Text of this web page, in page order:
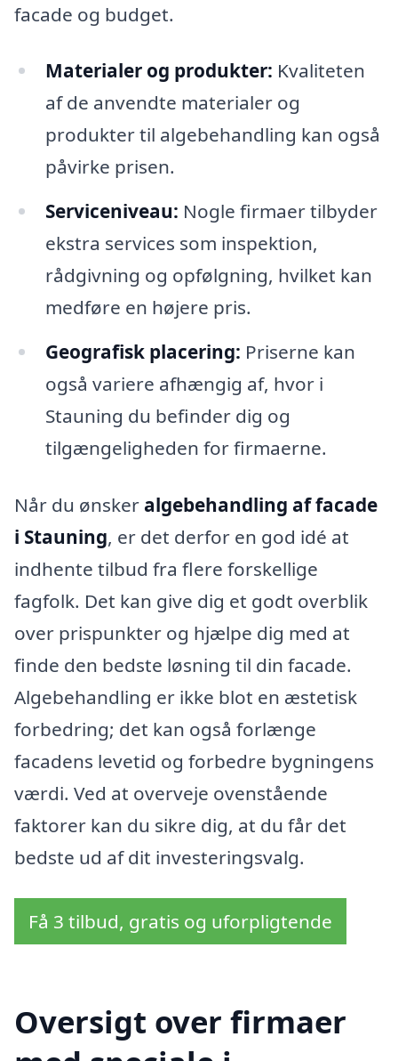
facade og budget.
Materialer og produkter: Kvaliteten
af de anvendte materialer og
produkter til algebehandling kan også
påvirke prisen.
Serviceniveau: Nogle firmaer tilbyder
ekstra services som inspektion,
rådgivning og opfølgning, hvilket kan
medføre en højere pris.
Geografisk placering: Priserne kan
også variere afhængig af, hvor i
Stauning du befinder dig og
tilgængeligheden for firmaerne.
Når du ønsker algebehandling af facade
i Stauning, er det derfor en god idé at
indhente tilbud fra flere forskellige
fagfolk. Det kan give dig et godt overblik
over prispunkter og hjælpe dig med at
finde den bedste løsning til din facade.
Algebehandling er ikke blot en æstetisk
forbedring; det kan også forlænge
facadens levetid og forbedre bygningens
værdi. Ved at overveje ovenstående
faktorer kan du sikre dig, at du får det
bedste ud af dit investeringsvalg.
Få 3 tilbud, gratis og uforpligtende
Oversigt over firmaer